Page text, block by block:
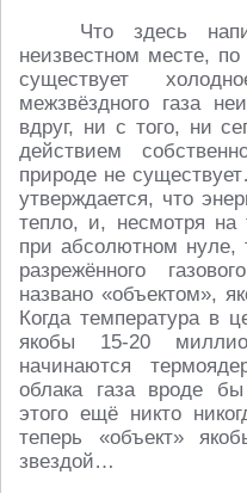
Что здесь
неизвестном месте,
существует
межзвёздного газа
вдруг, ни с того, ни
действием
природе не
утверждается, что
тепло, и, несмотря на
при абсолютном нуле,
разрежённого
названо «объектом»,
Когда температура в
якобы 15-20
начинаются
облака газа вроде
этого ещё никто
теперь «объект»
звездой…